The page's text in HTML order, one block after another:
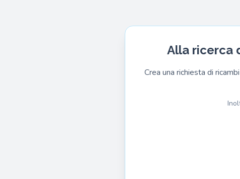
Alla ricerca
Crea una richiesta di